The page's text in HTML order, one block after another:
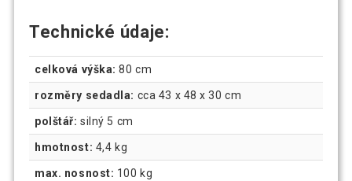
Technické údaje:
celková výška: 80 cm
rozměry sedadla: cca 43 x 48 x 30 cm
polštář: silný 5 cm
hmotnost: 4,4 kg
max. nosnost: 100 kg